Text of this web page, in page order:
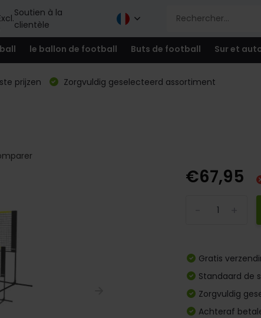
Soutien à la
clientèle
le ballon de football Buts de football Sur et
prijzen
Zorgvuldig geselecteerd assortiment
€67,95
Gratis
Standaard de
Zorgvuldig
Achteraf